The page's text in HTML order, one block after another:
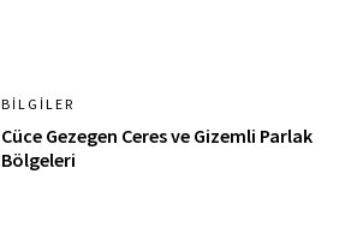
BILGILER
Cüce Gezegen Ceres ve Gizemli Parlak
Bölgeleri